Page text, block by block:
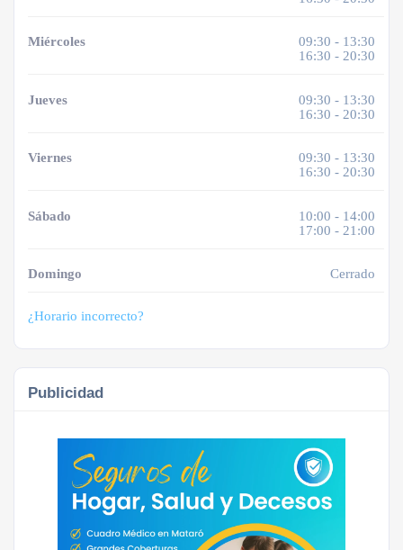
Miércoles
09:30 - 13:30
16:30 - 20:30
Jueves
09:30 - 13:30
16:30 - 20:30
Viernes
09:30 - 13:30
16:30 - 20:30
Sábado
10:00 - 14:00
17:00 - 21:00
Domingo Cerrado
¿Horario incorrecto?
Publicidad